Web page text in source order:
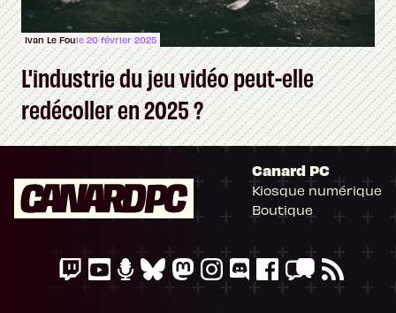
Ivan Le Foule 20 février 2025
L'industrie du jeu vidéo peut-elle
redécoller en 2025 ?
Canard PC
Kiosque numérique
Boutique